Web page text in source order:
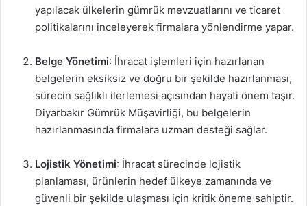
yapılacak ülkelerin gümrük mevzuatlarını ve ticaret
politikalarını inceleyerek firmalara yönlendirme yapar.
Belge Yönetimi: İhracat işlemleri için hazırlanan
belgelerin eksiksiz ve doğru bir şekilde hazırlanması,
sürecin sağlıklı ilerlemesi açısından hayati önem taşır.
Diyarbakır Gümrük Müşavirliği, bu belgelerin
hazırlanmasında firmalara uzman desteği sağlar.
Lojistik Yönetimi: İhracat sürecinde lojistik
planlaması, ürünlerin hedef ülkeye zamanında ve
güvenli bir şekilde ulaşması için kritik öneme sahiptir.